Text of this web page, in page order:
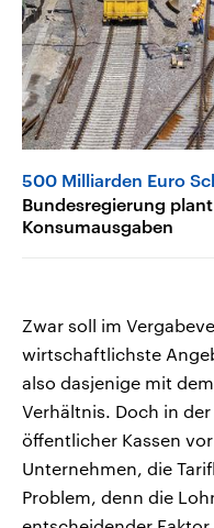
500 Milliarden Euro
Bundesregierung
Konsumausgaben
Zwar soll im
wirtschaftlichste
also dasjenige mit
Verhältnis. Doch in
öffentlicher Kassen
Unternehmen, die
Problem, denn die